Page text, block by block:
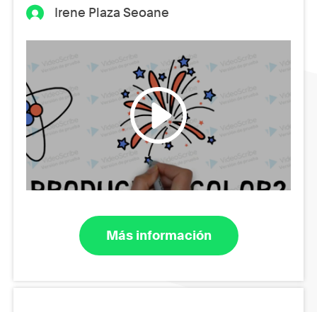
Irene Plaza Seoane
Más información